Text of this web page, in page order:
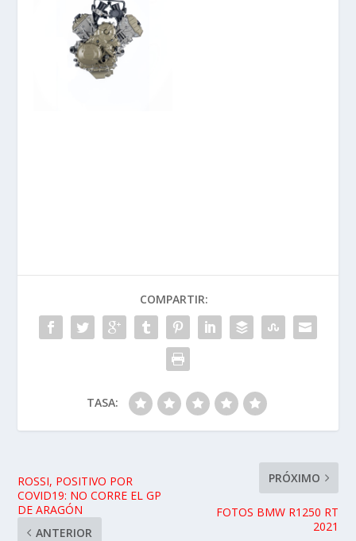
COMPARTIR:
TASA:
ROSSI, POSITIVO POR
COVID19: NO CORRE EL GP
DE ARAGÓN
ANTERIOR
PRÓXIMO
FOTOS BMW R1250 RT
2021